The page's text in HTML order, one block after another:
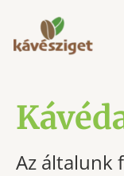
content
Az általunk